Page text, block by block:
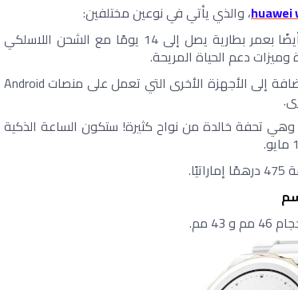
huawei، والذي يأتي في نوعين مختلفين:
دعم الحياة المريحة.